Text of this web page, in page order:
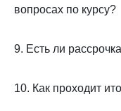
вопросах по курсу?
9. Есть ли
10. Как проходит